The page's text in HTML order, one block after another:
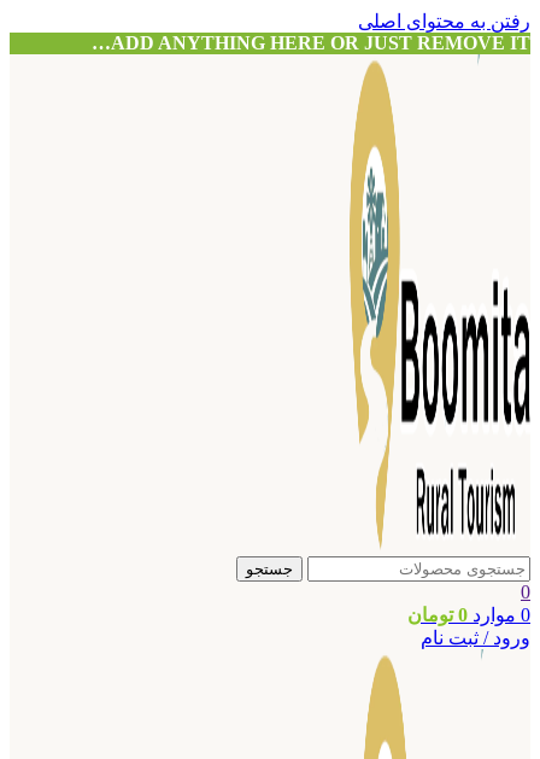
رفتن به محتوای اصلی
ADD ANYTHING HERE OR JUST REMOVE IT…
جستجو
0
0 موارد 0 تومان
ورود / ثبت نام